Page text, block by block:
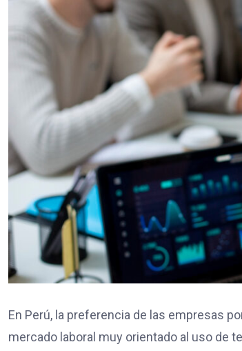
En Perú, la preferencia de las empresas
mercado laboral muy orientado al uso de